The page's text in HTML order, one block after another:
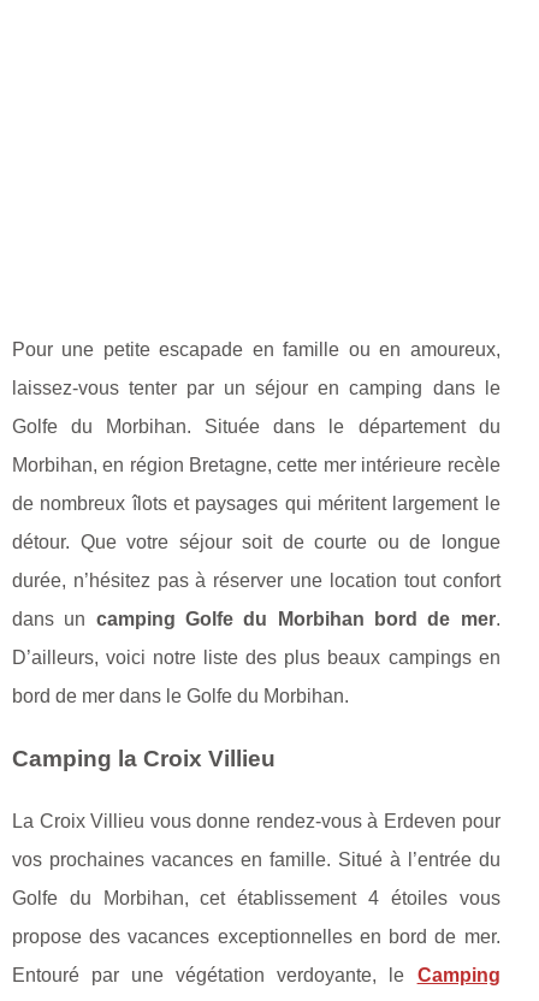
Pour une petite escapade en famille ou en amoureux,
laissez-vous tenter par un séjour en camping dans le
Golfe du Morbihan. Située dans le département du
Morbihan, en région Bretagne, cette mer intérieure recèle
de nombreux îlots et paysages qui méritent largement le
détour. Que votre séjour soit de courte ou de longue
durée, n’hésitez pas à réserver une location tout confort
dans un camping Golfe du Morbihan bord de mer.
D’ailleurs, voici notre liste des plus beaux campings en
bord de mer dans le Golfe du Morbihan.
Camping la Croix Villieu
La Croix Villieu vous donne rendez-vous à Erdeven pour
vos prochaines vacances en famille. Situé à l’entrée du
Golfe du Morbihan, cet établissement 4 étoiles vous
propose des vacances exceptionnelles en bord de mer.
Entouré par une végétation verdoyante, le Camping